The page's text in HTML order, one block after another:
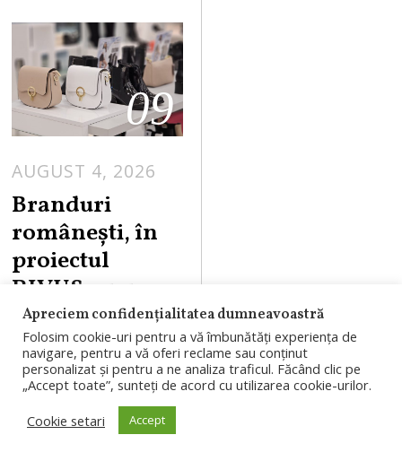
09
AUGUST 4, 2026
Branduri
românești, în
proiectul
RIVUS: un nou
concept al
BENVENUTI va
fi prezent în cel
mai amplu
proiect de
Apreciem confidențialitatea dumneavoastră
Folosim cookie-uri pentru a vă îmbunătăți experiența de
navigare, pentru a vă oferi reclame sau conținut
personalizat și pentru a ne analiza traficul. Făcând clic pe
„Accept toate”, sunteți de acord cu utilizarea cookie-urilor.
Cookie setari
Accept